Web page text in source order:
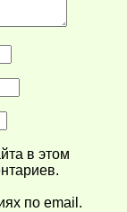
в этом
по email.